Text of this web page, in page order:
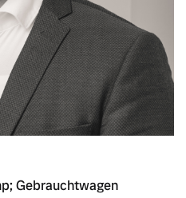
Gebrauchtwagen